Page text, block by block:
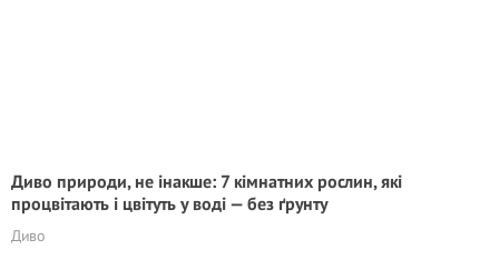
Диво природи, не інакше: 7 кімнатних рослин, які
процвітають і цвітуть у воді — без ґрунту
Диво